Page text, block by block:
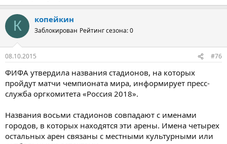
К копейкин
Заблокирован Рейтинг сезона: 0
08.10.2015 #76
ФИФА утвердила названия стадионов, на которых
пройдут матчи чемпионата мира, информирует пресс-
служба оргкомитета «Россия 2018».
Названия восьми стадионов совпадают с именами
городов, в которых находятся эти арены. Имена четырех
остальных арен связаны с местными культурными или